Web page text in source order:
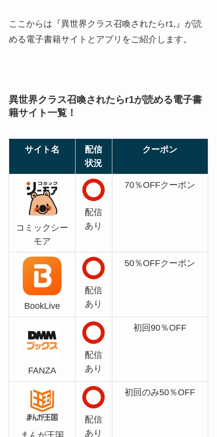
ここからは『異世界クラス召喚されたらr1,』が読
める電子書籍サイトとアプリをご紹介します。
異世界クラス召喚されたらr1が読める電子書
籍サイト一覧！
サイト名
配信
状況
クーポン
コミックシー
モア
配信
あり
70％OFFクーポン
BookLive
配信
あり
50％OFFクーポン
FANZA
配信
あり
初回90％OFF
配信
あり
初回のみ50％OFF